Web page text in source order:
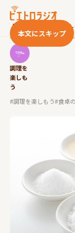
「いただきます！」をたの
本文にスキップ
【味付けの基
て料理上手を目
調理を
楽しも
う
#調理を楽しもう#食卓